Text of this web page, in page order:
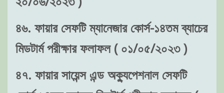
৪৬. ফায়ার সেফটি ম্যানেজার কোর্স-১৪তম ব্যাচের
মিডটার্ম পরীক্ষার ফলাফল ( ০১/০৫/২০২৩ )
৪৭. ফায়ার সায়েন্স এন্ড অক্যুপেশনাল সেফটি